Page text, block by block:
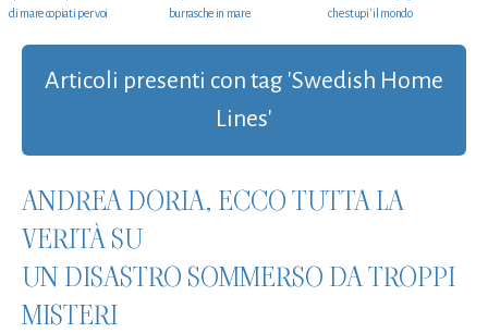
di mare copiati per voi
burrasche in mare
che stupi' il mondo
Articoli presenti con tag 'Swedish Home
Lines'
ANDREA DORIA, ECCO TUTTA LA
VERITÀ SU
UN DISASTRO SOMMERSO DA TROPPI
MISTERI